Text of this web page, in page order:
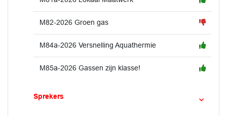
M82-2026 Groen gas
M84a-2026 Versnelling Aquathermie
M85a-2026 Gassen zijn klasse!
Sprekers